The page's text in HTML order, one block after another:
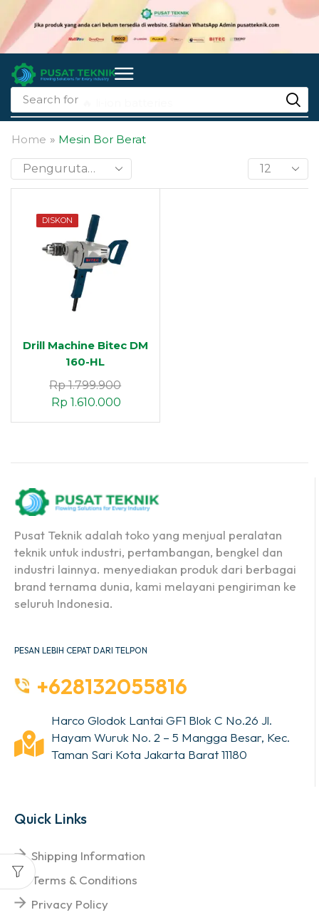
Search for
Home » Mesin Bor Berat
DISKON
Drill Machine Bitec DM
160-HL
Rp1.799.900
Rp 1.610.000
Pusat Teknik adalah toko yang menjual peralatan
teknik untuk industri, pertambangan, bengkel dan
industri lainnya. menyediakan produk dari berbagai
brand ternama dunia, kami melayani pengiriman ke
seluruh Indonesia.
PESAN LEBIH CEPAT DARI TELPON
+628132055816
Harco Glodok Lantai GF1 Blok C No.26 Jl.
Hayam Wuruk No. 2 – 5 Mangga Besar, Kec.
Taman Sari Kota Jakarta Barat 11180
Quick Links
Shipping Information
Terms & Conditions
Privacy Policy